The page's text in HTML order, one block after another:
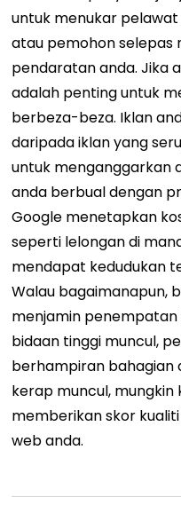
untuk menukar
atau pemohon selepas
pendaratan anda. Jika
adalah penting untuk
berbeza-beza. Iklan
daripada iklan yang
untuk menganggarkan
anda berbual dengan
Google menetapkan
seperti lelongan di
mendapat kedudukan
Walau bagaimanapun,
menjamin penempatan
bidaan tinggi muncul,
berhampiran bahagian
kerap muncul,
memberikan skor
web anda.